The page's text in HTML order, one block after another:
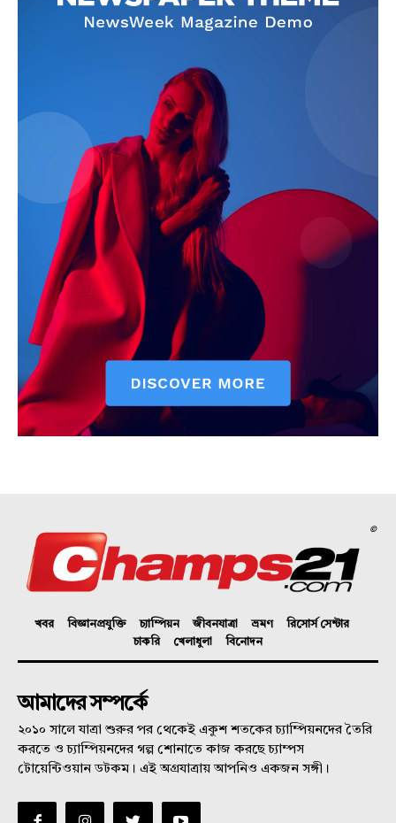
©
খবর বিজ্ঞানপ্রযুক্তি চ্যাম্পিয়ন জীবনযাত্রা ভ্রমণ
রিসোর্স সেন্টার
চাকরি
খেলাধুলা বিনোদন
আমাদের সম্পর্কে
২০১০ সালে যাত্রা শুরুর পর থেকেই একুশ শতকের চ্যাম্পিয়নদের তৈরি
করতে ও চ্যাম্পিয়নদের গল্প শোনাতে কাজ করছে চ্যাম্পস
টোয়েন্টিওয়ান ডটকম। এই অগ্রযাত্রায় আপনিও একজন সঙ্গী।